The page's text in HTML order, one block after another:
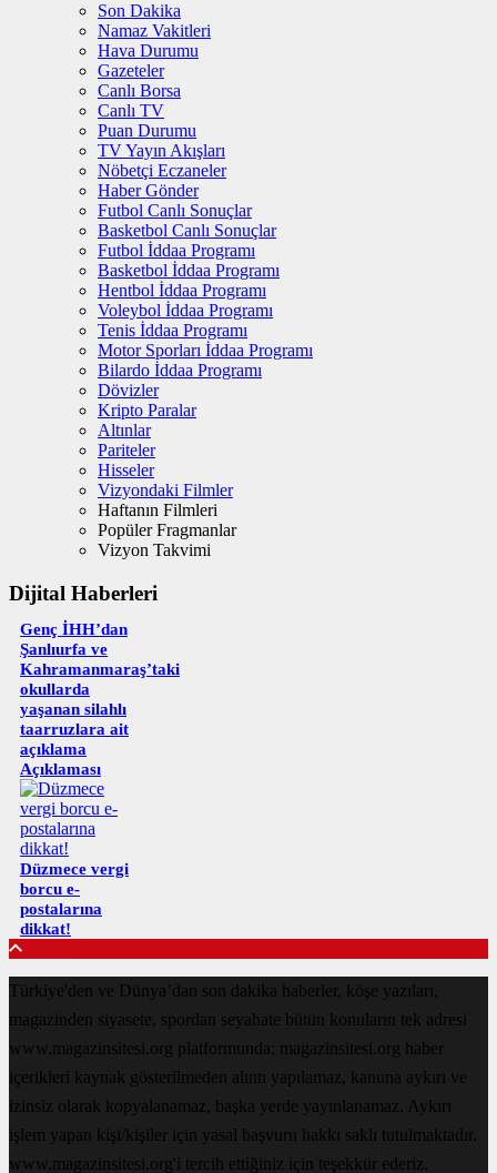
Son Dakika
Namaz Vakitleri
Hava Durumu
Gazeteler
Canlı Borsa
Canlı TV
Puan Durumu
TV Yayın Akışları
Nöbetçi Eczaneler
Haber Gönder
Futbol Canlı Sonuçlar
Basketbol Canlı Sonuçlar
Futbol İddaa Programı
Basketbol İddaa Programı
Hentbol İddaa Programı
Voleybol İddaa Programı
Tenis İddaa Programı
Motor Sporları İddaa Programı
Bilardo İddaa Programı
Dövizler
Kripto Paralar
Altınlar
Pariteler
Hisseler
Vizyondaki Filmler
Haftanın Filmleri
Popüler Fragmanlar
Vizyon Takvimi
Dijital Haberleri
Genç İHH’dan
Şanlıurfa ve
Kahramanmaraş’taki
okullarda
yaşanan silahlı
taarruzlara ait
açıklama
Açıklaması
Düzmece vergi
borcu e-
postalarına
dikkat!
Türkiye'den ve Dünya’dan son dakika haberler, köşe yazıları,
magazinden siyasete, spordan seyahate bütün konuların tek adresi
www.magazinsitesi.org platformunda; magazinsitesi.org haber
içerikleri kaynak gösterilmeden alıntı yapılamaz, kanuna aykırı ve
izinsiz olarak kopyalanamaz, başka yerde yayınlanamaz. Aykırı
işlem yapan kişi/kişiler için yasal başvuru hakkı saklı tutulmaktadır.
www.magazinsitesi.org'i tercih ettiğiniz için teşekkür ederiz.